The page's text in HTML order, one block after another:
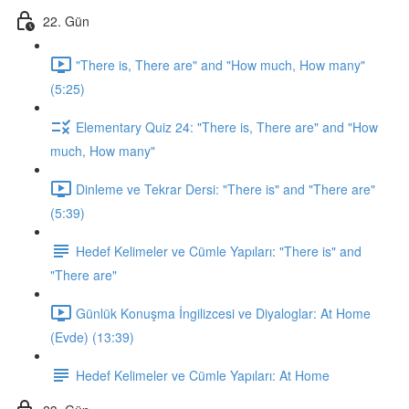
22. Gün
"There is, There are" and "How much, How many"
(5:25)
Elementary Quiz 24: "There is, There are" and "How
much, How many"
Dinleme ve Tekrar Dersi: "There is" and "There are"
(5:39)
Hedef Kelimeler ve Cümle Yapıları: "There is" and
"There are"
Günlük Konuşma İngilizcesi ve Diyaloglar: At Home
(Evde) (13:39)
Hedef Kelimeler ve Cümle Yapıları: At Home